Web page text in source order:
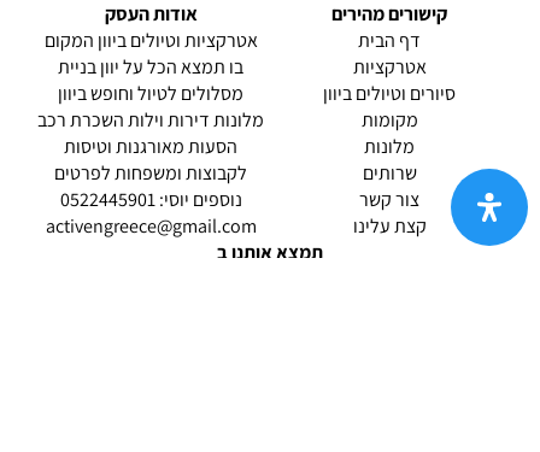
קישורים מהירים
דף הבית
אטרקציות
סיורים וטיולים ביוון
מקומות
מלונות
שרותים
צור קשר
(current)
קצת עלינו
אודות העסק
אטרקציות וטיולים ביוון המקום
בו תמצא הכל על יוון בניית
מסלולים לטיול וחופש ביוון
מלונות דירות וילות השכרת רכב
הסעות מאורגנות וטיסות
לקבוצות ומשפחות לפרטים
נוספים יוסי: 0522445901
activengreece@gmail.com
תמצא אותנו ב